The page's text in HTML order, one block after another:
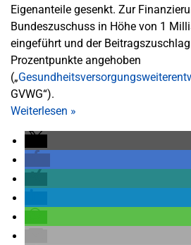
Eigenanteile gesenkt. Zur
Bundeszuschuss in Höhe von 1
eingeführt und der
Prozentpunkte angehoben
(„
GVWG“).
Weiterlesen »